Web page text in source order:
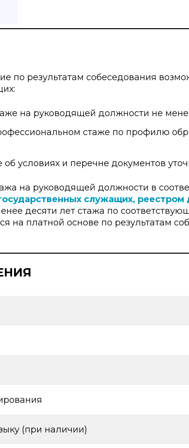
по результатам собеседования
на руководящей должности не
стаже по профилю
условиях и перечне документов
на руководящей должности в
служащих,
десяти лет стажа по
на платной основе по результатам
(при наличии)